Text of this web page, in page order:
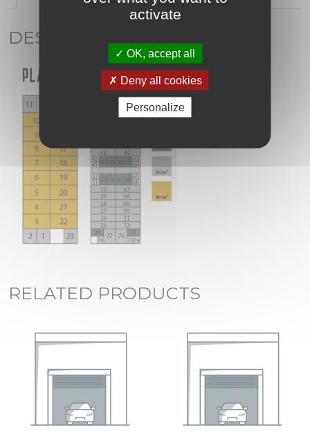
DESCRIPTION
RELATED PRODUCTS
activate
OK, accept all
Deny all cookies
Personalize